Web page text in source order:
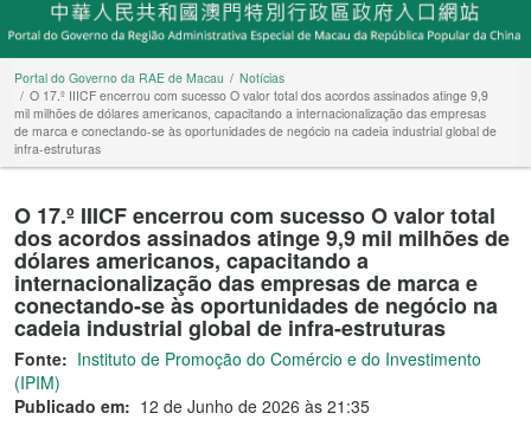
Portal do Governo da RAE de Macau
Notícias
O 17.º IIICF encerrou com sucesso O valor total dos acordos assinados atinge 9,9
mil milhões de dólares americanos, capacitando a internacionalização das empresas
de marca e conectando-se às oportunidades de negócio na cadeia industrial global de
infra-estruturas
O 17.º IIICF encerrou com sucesso O valor total
dos acordos assinados atinge 9,9 mil milhões de
dólares americanos, capacitando a
internacionalização das empresas de marca e
conectando-se às oportunidades de negócio na
cadeia industrial global de infra-estruturas
Fonte: Instituto de Promoção do Comércio e do Investimento
(IPIM)
Publicado em: 12 de Junho de 2026 às 21:35